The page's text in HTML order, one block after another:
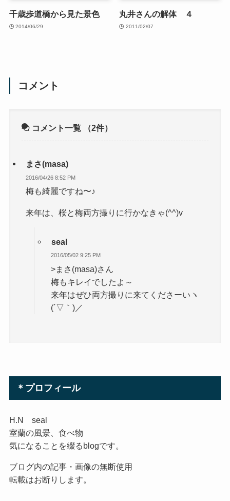
千歳歩道橋から見た景色
2014/06/29
丸井さんの解体 ４
2011/02/07
コメント
コメント一覧 （2件）
まさ(masa)
2016/04/26 8:52 PM
梅も綺麗ですね〜♪
来年は、桜と梅両方撮りに行かなきゃ(^^)v
seal
2016/05/02 9:25 PM
>まさ(masa)さん
梅もキレイでしたよ～
来年はぜひ両方撮りに来てくださーいヽ
(´▽｀)／
＊プロフィール
H.N seal
室蘭の風景、食べ物
気になることを綴るblogです。
ブログ内の記事・画像の無断使用
転載はお断りします。